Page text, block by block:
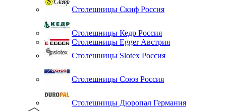
Столешницы Скиф Россия
Столешницы Кедр Россия
Столешницы Egger Австрия
Столешницы Slotex Россия
Столешницы Союз Россия
Столешницы Дюропал Германия